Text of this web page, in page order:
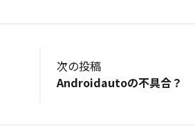
次の投稿
Androidautoの不具合？